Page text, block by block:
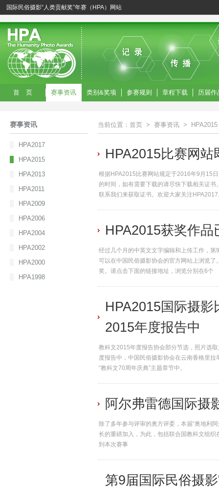
国际民俗摄影“人类贡献奖”年赛（HPA）网站
首 页 赛事资讯 类别&奖项 参赛规则 章程下载 历届作
赛事资讯
HPA2017
HPA2015
HPA2013
HPA2011
HPA2009
HPA2006
HPA2004
HPA2002
HPA2000
HPA1998
当前位置： 首页 > 赛事资讯 > HPA2015
HPA2015比赛网
根据HPA2015比赛网站规定于2016年9月15
的时间，如有需要下载的请尽快下载相关证
联系我们来获取证书。欢迎大家关注
HPA2015获奖作
经过几个月的中英文文字编辑和上传工作，
可以在中国民俗摄影协会的官方网站上浏览
奖。请点击下面的链接地址，浏览分别在6个
HPA2015国际摄
2015年度报告中
教科文2015年度报告协会部分节选，照片选
度报告中，中国民俗摄影协会在云南香格里
“教科文70周年庆典”主题章节中。
阿尔弗雷德国际摄
除了多年参与评审的奥方评委，本届“奥地利
长的重磅加入，为此，包括联合国教科文组织
到本次赛事
第9届国际民俗摄